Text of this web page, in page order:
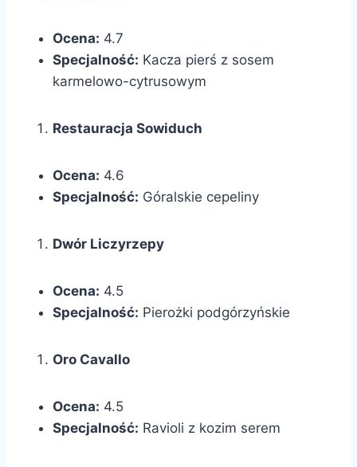
Ocena: 4.7
Specjalność: Kacza pierś z sosem
karmelowo-cytrusowym
Restauracja Sowiduch
Ocena: 4.6
Specjalność: Góralskie cepeliny
Dwór Liczyrzepy
Ocena: 4.5
Specjalność: Pierożki podgórzyńskie
Oro Cavallo
Ocena: 4.5
Specjalność: Ravioli z kozim serem